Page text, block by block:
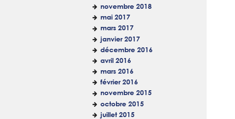
novembre 2018
mai 2017
mars 2017
janvier 2017
décembre 2016
avril 2016
mars 2016
février 2016
novembre 2015
octobre 2015
juillet 2015